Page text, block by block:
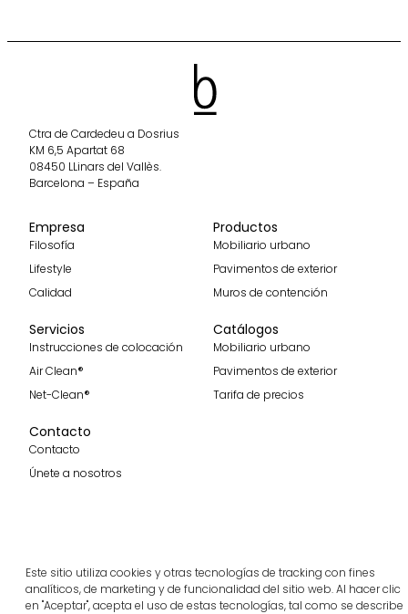
Este sitio utiliza cookies y otras tecnologías de tracking con fines
analíticos, de marketing y de funcionalidad del sitio web. Al hacer clic
en "Aceptar", acepta el uso de estas tecnologías, tal como se describe
Ctra de Cardedeu a Dosrius
KM 6,5 Apartat 68
08450 LLinars del Vallès.
Barcelona – España
Empresa
Filosofía
Lifestyle
Calidad
Productos
Mobiliario urbano
Pavimentos de exterior
Muros de contención
Servicios
Instrucciones de colocación
Air Clean®
Net-Clean®
Catálogos
Mobiliario urbano
Pavimentos de exterior
Tarifa de precios
Contacto
Contacto
Únete a nosotros
Suscribirme